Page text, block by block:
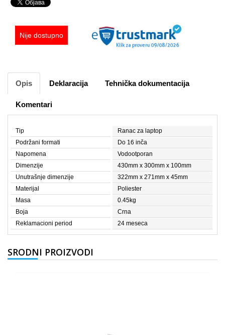
Nije dostupno
Opis Deklaracija Tehnička dokumentacija
Komentari
Tip
Ranac za laptop
Podržani formati
Do 16 inča
Napomena
Vodootporan
Dimenzije
430mm x 300mm x 100mm
Unutrašnje dimenzije
322mm x 271mm x 45mm
Materijal
Poliester
Masa
0.45kg
Boja
Crna
Reklamacioni period
24 meseca
SRODNI PROIZVODI